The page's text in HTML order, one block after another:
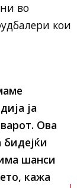
во
кои
ја
Ова
шанси
кажа